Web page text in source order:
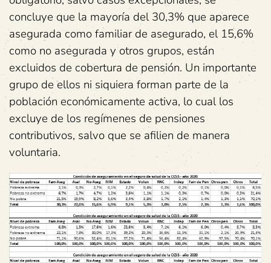
concluye que la mayoría del 30,3% que aparece
asegurada como familiar de asegurado, el 15,6%
como no asegurada y otros grupos, están
excluidos de cobertura de pensión. Un importante
grupo de ellos ni siquiera forman parte de la
población económicamente activa, lo cual los
excluye de los regímenes de pensiones
contributivos, salvo que se afilien de manera
voluntaria.